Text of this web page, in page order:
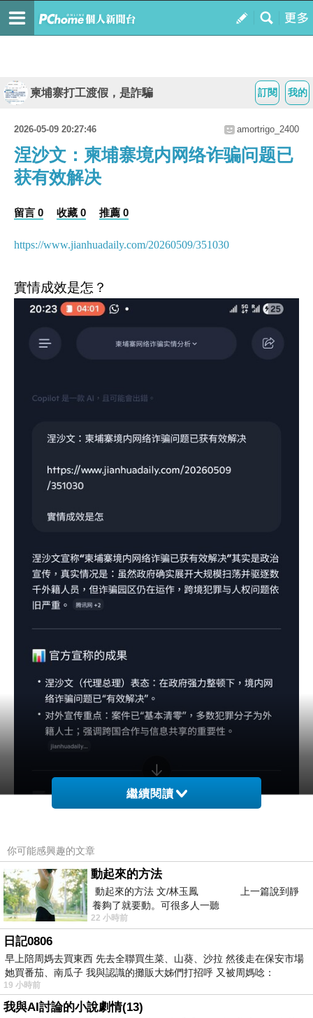
我的
訂閱
柬埔寨打工渡假，是詐騙
2026-05-09 20:27:46 amortrigo_2400
涅沙文：柬埔寨境内网络诈骗问题已
获有效解决
留言 0 收藏 0 推薦 0
https://www.jianhuadaily.com/20260509/351030
實情成效是怎？
繼續閱讀
你可能感興趣的文章
動起來的方法
動起來的方法 文/林玉鳳 上一篇說到靜
養夠了就要動。可很多人一聽
22 小時前
日記0806
早上陪周媽去買東西 先去全聯買生菜、山葵、沙拉 然後走在保安市場
她買番茄、南瓜子 我與認識的攤販大姊們打招呼 又被周媽唸：
19 小時前
我與AI討論的小說劇情(13)